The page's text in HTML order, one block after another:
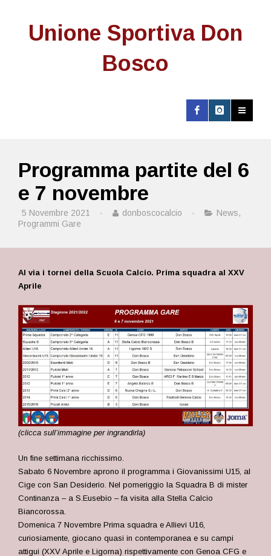
Unione Sportiva Don
Bosco
Programma partite del 6
e 7 novembre
5 Novembre 2021 · donboscocalcio · News,
Programmi Gare
Al via i tornei della Scuola Calcio. Prima squadra al XXV
Aprile
(clicca sull’immagine per ingrandirla)
Un fine settimana ricchissimo.
Sabato 6 Novembre aprono il programma i Giovanissimi U15, al
Cige con San Desiderio. Nel pomeriggio la Squadra B di mister
Continanza – a S.Eusebio – fa visita alla Stella Calcio
Biancorossa.
Domenica 7 Novembre Prima squadra e Allievi U16,
curiosiamente, giocano quasi in contemporanea e su campi
attigui (XXV Aprile e Ligorna) rispettivamente con Genoa CFG e